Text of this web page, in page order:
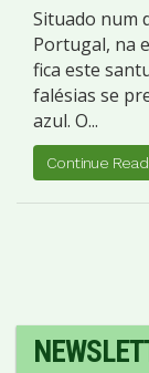
Situado num
Portugal, na
fica este
falésias se
azul. O...
Continue